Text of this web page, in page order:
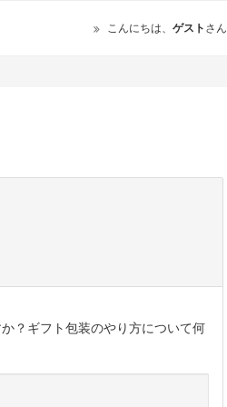
こんにちは、 ゲストさん
？ギフト包装のやり方について何